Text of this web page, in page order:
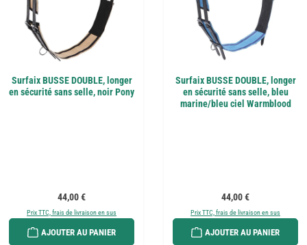
Surfaix BUSSE DOUBLE, longer
en sécurité sans selle, noir Pony
Prix régulier :
44,00 €
Prix TTC, frais de livraison en sus
AJOUTER AU PANIER
Surfaix BUSSE DOUBLE, longer
en sécurité sans selle, bleu
marine/bleu ciel Warmblood
Prix régulier :
44,00 €
Prix TTC, frais de livraison en sus
AJOUTER AU PANIER